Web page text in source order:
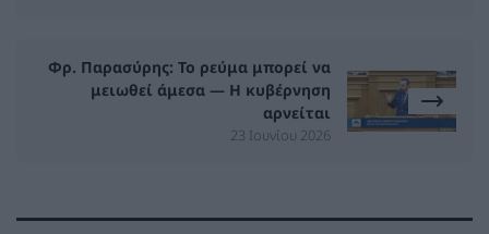
Φρ. Παρασύρης: Το ρεύμα μπορεί να
μειωθεί άμεσα — Η κυβέρνηση
αρνείται
23 Ιουνίου 2026